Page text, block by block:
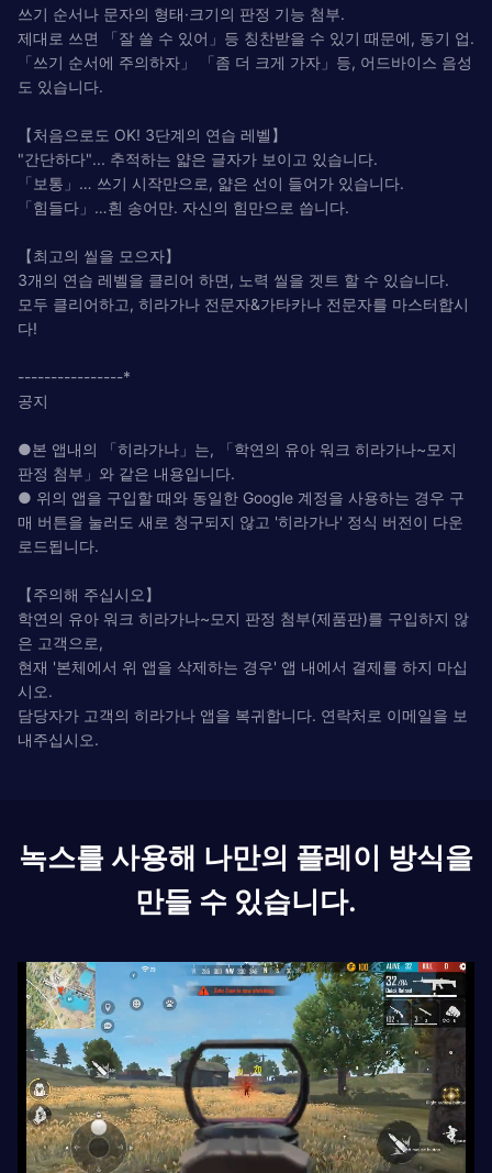
쓰기 순서나 문자의 형태·크기의 판정 기능 첨부.
제대로 쓰면 「잘 쓸 수 있어」등 칭찬받을 수 있기 때문에, 동기 업.
「쓰기 순서에 주의하자」 「좀 더 크게 가자」등, 어드바이스 음성
도 있습니다.
【처음으로도 OK! 3단계의 연습 레벨】
"간단하다"... 추적하는 얇은 글자가 보이고 있습니다.
「보통」… 쓰기 시작만으로, 얇은 선이 들어가 있습니다.
「힘들다」…흰 송어만. 자신의 힘만으로 씁니다.
【최고의 씰을 모으자】
3개의 연습 레벨을 클리어 하면, 노력 씰을 겟트 할 수 있습니다.
모두 클리어하고, 히라가나 전문자&가타카나 전문자를 마스터합시
다!
----------------*
공지
●본 앱내의 「히라가나」는, 「학연의 유아 워크 히라가나~모지
판정 첨부」와 같은 내용입니다.
● 위의 앱을 구입할 때와 동일한 Google 계정을 사용하는 경우 구
매 버튼을 눌러도 새로 청구되지 않고 '히라가나' 정식 버전이 다운
로드됩니다.
【주의해 주십시오】
학연의 유아 워크 히라가나~모지 판정 첨부(제품판)를 구입하지 않
은 고객으로,
현재 '본체에서 위 앱을 삭제하는 경우' 앱 내에서 결제를 하지 마십
시오.
담당자가 고객의 히라가나 앱을 복귀합니다. 연락처로 이메일을 보
내주십시오.
녹스를 사용해 나만의 플레이 방식을
만들 수 있습니다.